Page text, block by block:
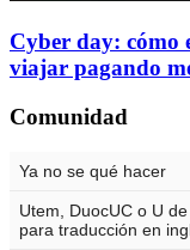
Cyber day: cómo
viajar pagando
Comunidad